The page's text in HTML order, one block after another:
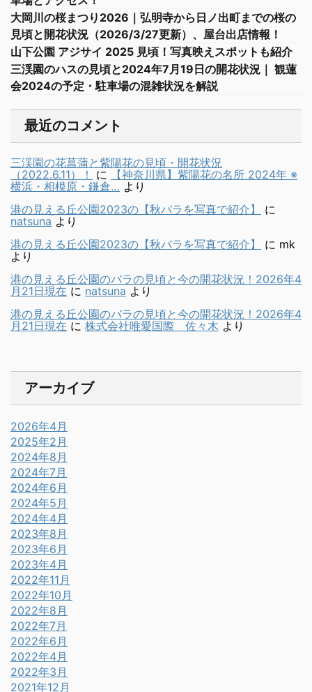
大岡川の桜まつり2026｜弘明寺から日ノ出町までの桜の
見頃と開花状況（2026/3/27更新）、屋台出店情報！
山下公園 アジサイ 2025 見頃！写真映えスポットも紹介
三渓園のハスの見頃と2024年7月19日の開花状況｜ 観蓮
会2024の予定・駐車場の混雑状況を解説
最近のコメント
三渓園の花菖蒲と紫陽花の見頃・開花状況
（2022.6.11）！
に
【神奈川県】紫陽花の名所 2024年 ※
横浜・相模原・鎌倉… より
港の見える丘公園2023の【秋バラを写真で紹介】
に
natsuna より
港の見える丘公園2023の【秋バラを写真で紹介】
に mk
より
港の見える丘公園のバラの見頃と今の開花状況！2026年4
月21日現在 に natsuna より
港の見える丘公園のバラの見頃と今の開花状況！2026年4
月21日現在 に 株式会社唯愛国際 佐々木 より
アーカイブ
2026年4月
2025年2月
2024年8月
2024年7月
2024年6月
2024年5月
2024年4月
2023年8月
2023年6月
2023年4月
2022年11月
2022年10月
2022年8月
2022年7月
2022年6月
2022年4月
2022年3月
2021年12月